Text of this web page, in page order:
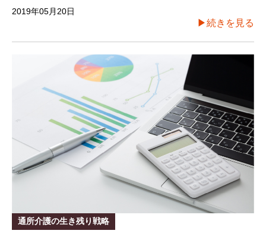
2019年05月20日
▶続きを見る
通所介護の生き残り戦略